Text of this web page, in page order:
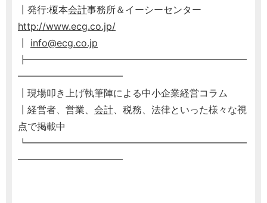
┃発行:榎本会計事務所＆イーシーセンター
http://www.ecg.co.jp/
info@ecg.co.jp
┣━━━━━━━━━━━━━━━━━━━━━━━
━━━━━━━━━━━
┃現場叩き上げ執筆陣による中小企業経営コラム
┃経営者、営業、 会計、税務、法律といった様々な視
点で掲載中
┗━━━━━━━━━━━━━━━━━━━━━━━
━━━━━━━━━━━